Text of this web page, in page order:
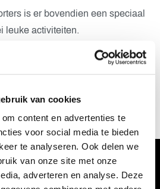
van cookies
content en advertenties te
voor social media te bieden
te analyseren. Ook delen we
van onze site met onze
adverteren en analyse. Deze
is er bovendien een speciaal
leuke activiteiten.